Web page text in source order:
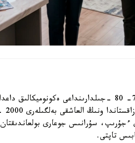
فليپپينگ ا ق ش-تا وتكەن عاسىردىڭ 70- 80 -
سۇرانىس جوعارى
تاپتى.